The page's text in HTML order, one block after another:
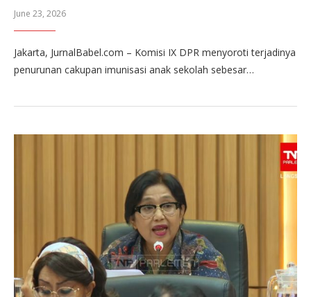
June 23, 2026
Jakarta, JurnalBabel.com – Komisi IX DPR menyoroti terjadinya
penurunan cakupan imunisasi anak sekolah sebesar…